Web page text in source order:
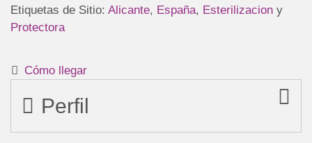
Etiquetas de Sitio: Alicante, España, Esterilizacion y
Protectora
Cómo llegar
Perfil